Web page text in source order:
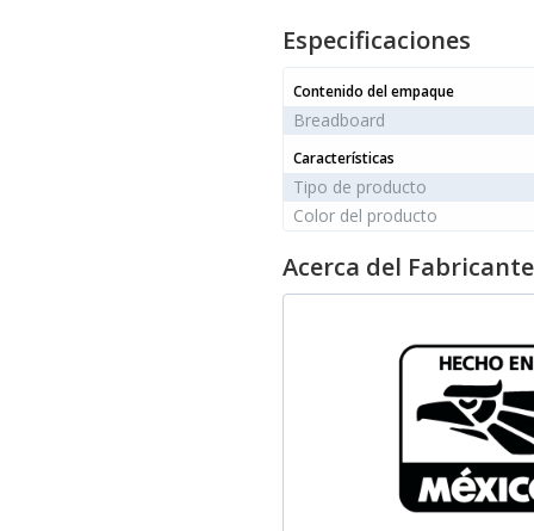
Especificaciones
Contenido del empaque
Breadboard
Características
Tipo de producto
Color del producto
Acerca del Fabricante